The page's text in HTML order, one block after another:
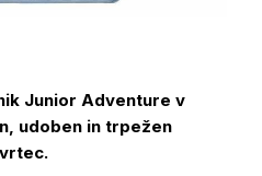
Junior Adventure v
udoben in trpežen